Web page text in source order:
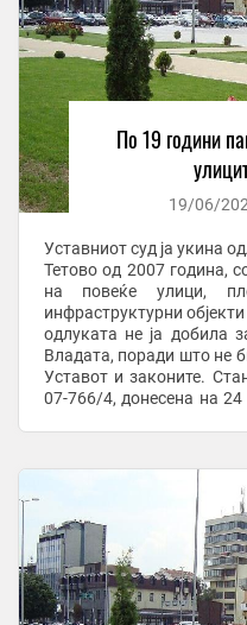
По 19 години
19/06/
Уставниот суд ја укина
Тетово од 2007 година,
на повеќе улици,
инфраструктурни
одлуката не ја добила
Владата, поради што не
Уставот и законите. Станува збор за одлуката со број
07-766/4, донесена на 24